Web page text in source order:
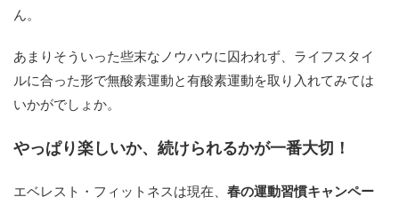
ん。
あまりそういった些末なノウハウに囚われず、ライフスタイ
ルに合った形で無酸素運動と有酸素運動を取り入れてみては
いかがでしょか。
やっぱり楽しいか、続けられるかが一番大切！
エベレスト・フィットネスは現在、 春の運動習慣キャンペー